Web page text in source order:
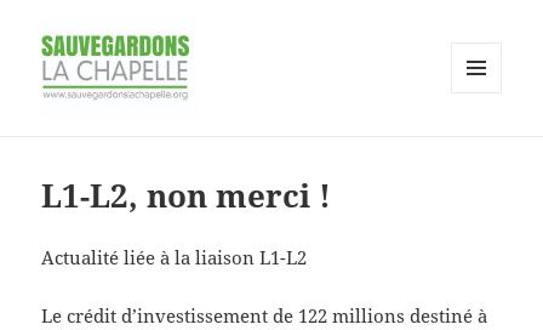
site de la Chapelle
L1-L2, non merci !
Actualité liée à la liaison L1-L2
Le crédit d’investissement de 122 millions destiné à